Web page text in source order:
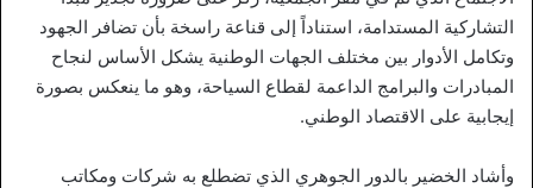
التشاركية المستدامة، استناداً إلى قناعة راسخة بأن تضافر الجهود
وتكامل الأدوار بين مختلف الجهات الوطنية يشكل الأساس لنجاح
المبادرات والبرامج الداعمة لقطاع السياحة، وهو ما ينعكس بصورة
إيجابية على الاقتصاد الوطني.
وأشاد الخضير بالدور الجوهري الذي تضطلع به شركات ومكاتب